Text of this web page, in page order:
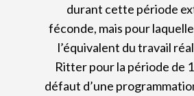
durant cette période
féconde, mais pour laquelle
l’équivalent du travail
Ritter pour la période de
défaut d’une